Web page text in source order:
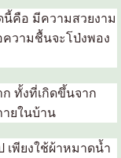
คือ มีความสวยงาม
วามชื้นจะโป่งพอง
ทั้งที่เกิดขึ้นจาก
ยในบ้าน
เพียงใช้ผ้าหมาดน้ำ